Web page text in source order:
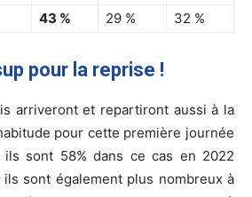
43 % 29 % 32 %
pour la reprise !
arriveront et repartiront aussi à la
pour cette première journée
sont 58% dans ce cas en 2022
ils sont également plus nombreux à